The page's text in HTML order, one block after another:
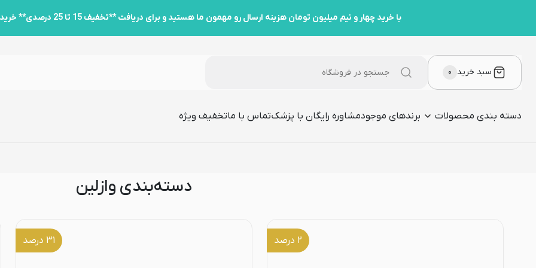
با خرید چهار و نیم میلیون تومان هزینه ارسال رو مهمون ما هستید و برای دریافت **تخفیف 15 تا 25 درصدی** خرید کارت به کارت به پشتیبانی پیام دهید.
سبد خرید ۰
دسته بندی محصولات برندهای موجودمشاوره رایگان با پزشکتماس با ماتخفیف ویژه
دسته‌بندی وازلین
۲ درصد ۳۱ درصد